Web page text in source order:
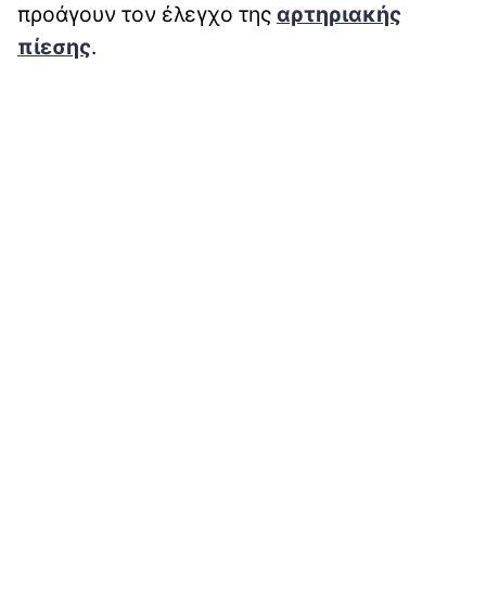
προάγουν τον έλεγχο της αρτηριακής
πίεσης.